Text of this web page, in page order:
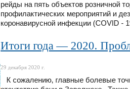
рейды на пять объектов розничной
профилактических мероприятий и
коронавирусной инфекции (COVID -
Итоги года — 2020.
29 декабря 2020 г.
К сожалению, главные болевые